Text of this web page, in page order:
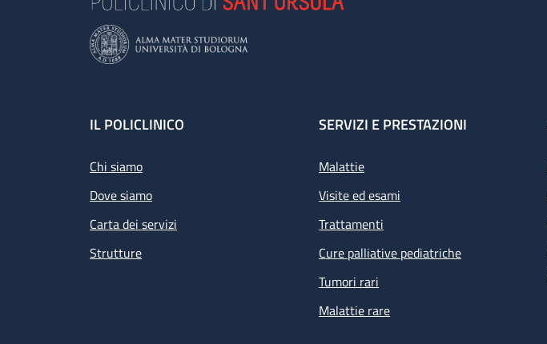
Footer
IL POLICLINICO
Chi siamo
Dove siamo
Carta dei servizi
Strutture
SERVIZI E PRESTAZIONI
Malattie
Visite ed esami
Trattamenti
Cure palliative pediatriche
Tumori rari
Malattie rare